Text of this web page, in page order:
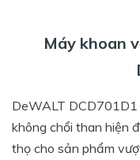
Máy khoan
DeWALT
không chổi than hiện
thọ cho sản phẩm